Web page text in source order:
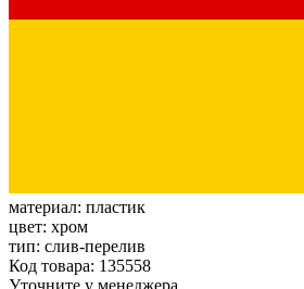
материал: пластик
цвет: хром
тип: слив-перелив
Код товара: 135558